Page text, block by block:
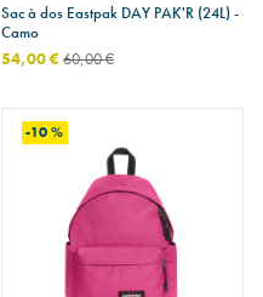
Sac à dos Eastpak DAY PAK'R (24L) -
Camo
54,00 €60,00 €
-10 %